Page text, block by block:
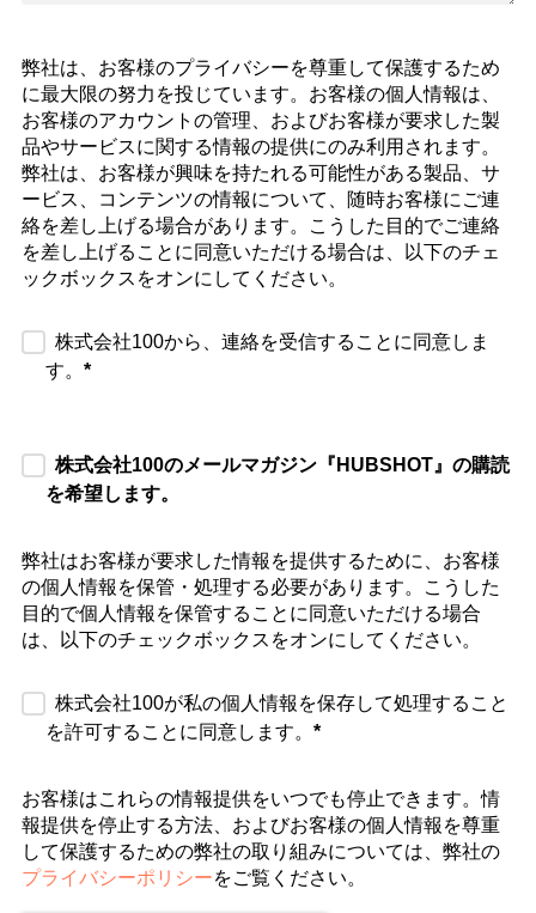
弊社は、お客様のプライバシーを尊重して保護するため
に最大限の努力を投じています。お客様の個人情報は、
お客様のアカウントの管理、およびお客様が要求した製
品やサービスに関する情報の提供にのみ利用されます。
弊社は、お客様が興味を持たれる可能性がある製品、サ
ービス、コンテンツの情報について、随時お客様にご連
絡を差し上げる場合があります。こうした目的でご連絡
を差し上げることに同意いただける場合は、以下のチェ
ックボックスをオンにしてください。
株式会社100から、連絡を受信することに同意しま
す。 *
株式会社100のメールマガジン『HUBSHOT』の購読
を希望します。
弊社はお客様が要求した情報を提供するために、お客様
の個人情報を保管・処理する必要があります。こうした
目的で個人情報を保管することに同意いただける場合
は、以下のチェックボックスをオンにしてください。
株式会社100が私の個人情報を保存して処理すること
を許可することに同意します。 *
お客様はこれらの情報提供をいつでも停止できます。情
報提供を停止する方法、およびお客様の個人情報を尊重
して保護するための弊社の取り組みについては、弊社の
プライバシーポリシーをご覧ください。